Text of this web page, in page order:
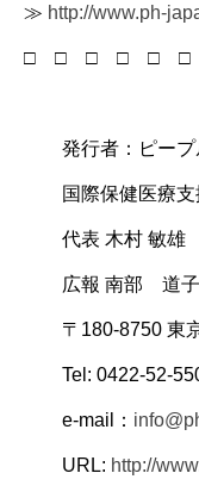
≫ http://www.ph-
□ □ □ □ □
発行者：ピープ
国際保健医療支
代表 木村 敏雄
広報 南部 道子
〒180-8750 東京
Tel: 0422-52-
e-mail：
URL: http://